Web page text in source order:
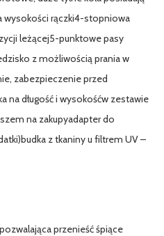
wysokości rączki4-stopniowa
leżącej5-punktowe pasy
z możliwością prania w
zabezpieczenie przed
na długość i wysokośćw zestawie
na zakupyadapter do
z tkaniny u filtrem UV –
przenieść śpiące